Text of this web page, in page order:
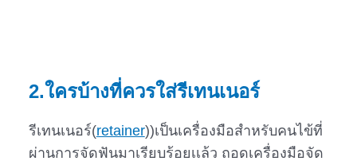
2.ใครบ้างที่ควรใส่รีเทนเนอร์
รีเทนเนอร์(retainer))เป็นเครื่องมือสำหรับคนไข้ที่
ผ่านการจัดฟันมาเรียบร้อยเเล้ว ถอดเครื่องมือจัด